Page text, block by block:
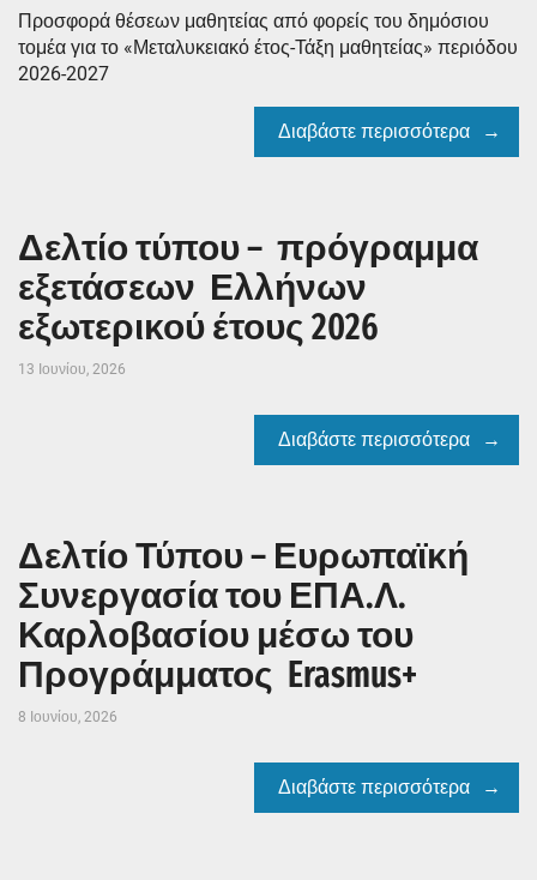
Προσφορά θέσεων μαθητείας από φορείς του δημόσιου
τομέα για το «Μεταλυκειακό έτος-Τάξη μαθητείας» περιόδου
2026-2027
Διαβάστε περισσότερα
Δελτίο τύπου – πρόγραμμα
εξετάσεων Ελλήνων
εξωτερικού έτους 2026
13 Ιουνίου, 2026
Διαβάστε περισσότερα
Δελτίο Τύπου – Ευρωπαϊκή
Συνεργασία του ΕΠΑ.Λ.
Καρλοβασίου μέσω του
Προγράμματος Erasmus+
8 Ιουνίου, 2026
Διαβάστε περισσότερα